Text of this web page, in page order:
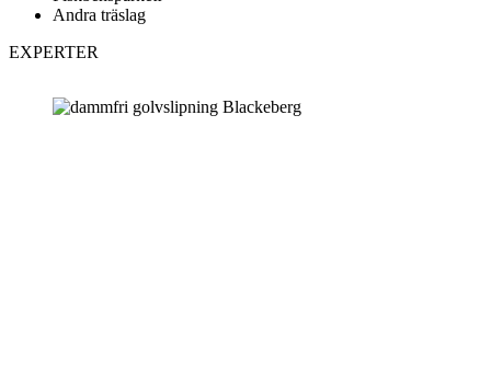
Andra träslag
EXPERTER